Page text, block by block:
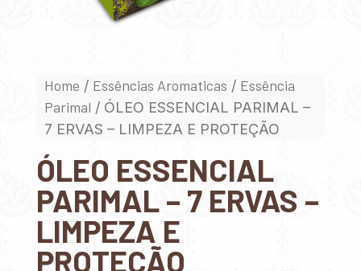
Home / Essências Aromaticas / Essência
Parimal / ÓLEO ESSENCIAL PARIMAL –
7 ERVAS – LIMPEZA E PROTEÇÃO
ÓLEO ESSENCIAL
PARIMAL – 7 ERVAS –
LIMPEZA E
PROTEÇÃO